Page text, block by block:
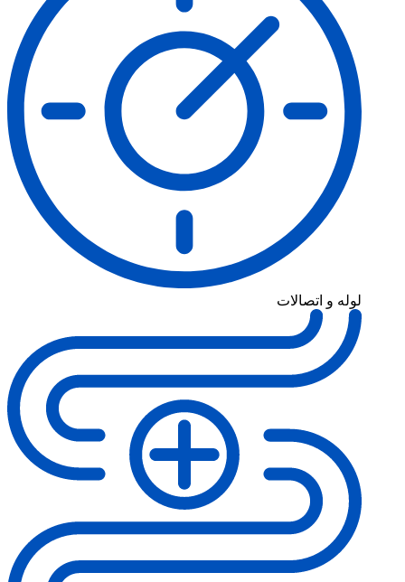
لوله و اتصالات